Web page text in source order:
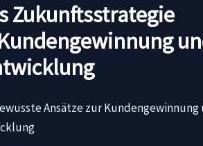
Zukunftsstrategie